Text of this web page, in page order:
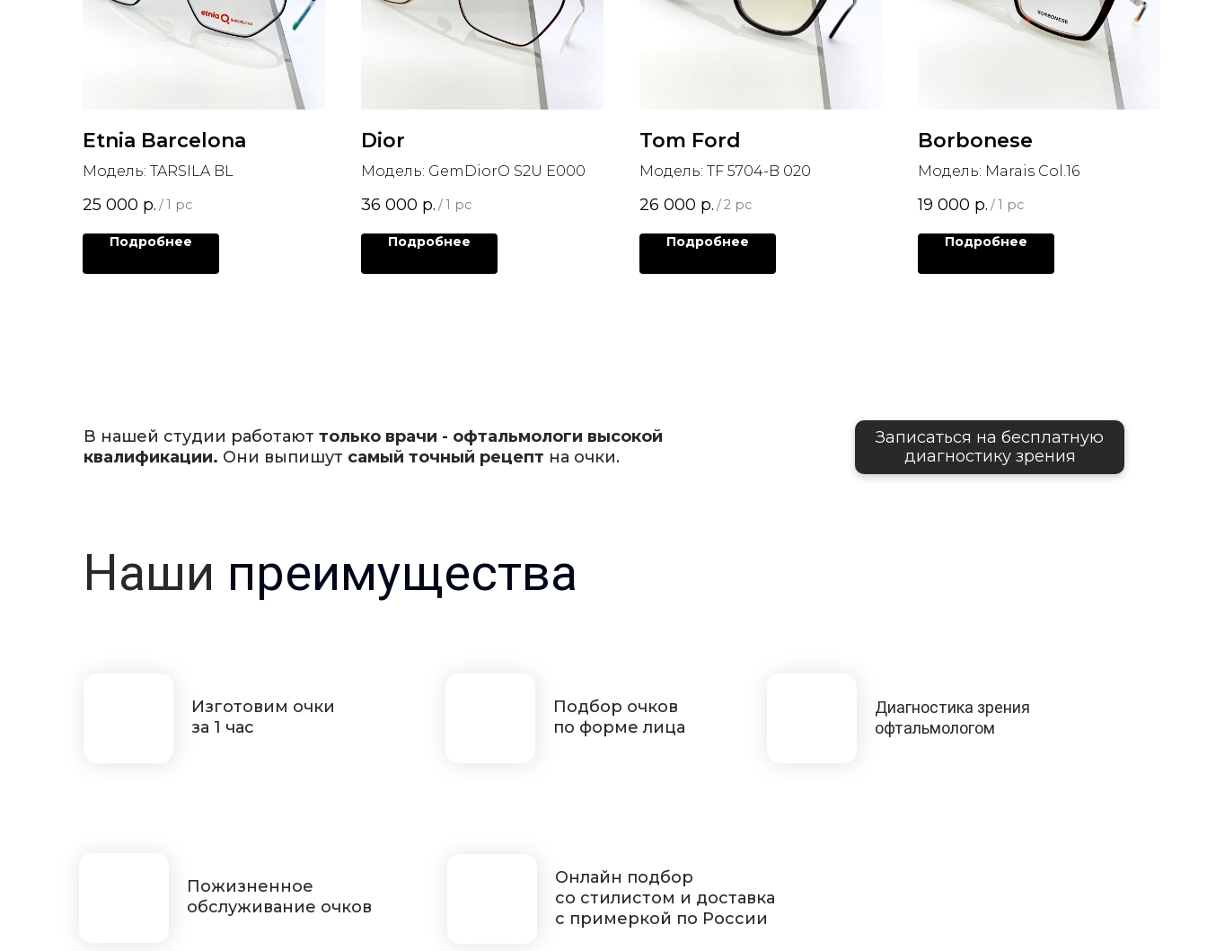
Etnia Barcelona
Модель: TARSILA BL
25 000 р. /1 pc
Подробнее
Dior
Модель: GemDiorO S2U E000
36 000 р. /1 pc
Подробнее
Tom Ford
Модель: TF 5704-B 020
26 000 р. /2 pc
Подробнее
Borbonese
Модель: Marais Col.16
19 000 р. /1 pc
Подробнее
В нашей студии работают только врачи - офтальмологи высокой
квалификации. Они выпишут самый точный рецепт на очки.
Записаться на бесплатную
диагностику зрения
Наши преимущества
Изготовим очки
за 1 час
Подбор очков
по форме лица
Пожизненное
обслуживание очков
Онлайн подбор
со стилистом и доставка
с примеркой по России
Диагностика зрения
офтальмологом